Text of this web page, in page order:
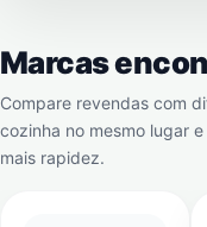
Marcas
Compare revendas com
cozinha no mesmo lugar
mais rapidez.